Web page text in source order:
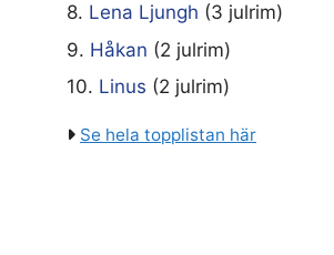
8. Lena Ljungh (3 julrim)
9. Håkan (2 julrim)
10. Linus (2 julrim)
Se hela topplistan här